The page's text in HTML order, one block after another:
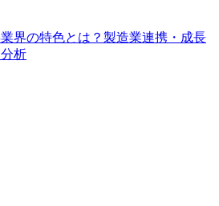
界の特色とは？製造業連携・成長
析